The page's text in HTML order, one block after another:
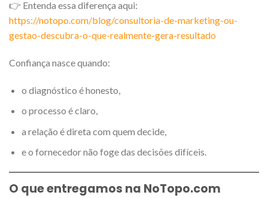
👉 Entenda essa diferença aqui:
https://notopo.com/blog/consultoria-de-marketing-ou-
gestao-descubra-o-que-realmente-gera-resultado
Confiança nasce quando:
o diagnóstico é honesto,
o processo é claro,
a relação é direta com quem decide,
e o fornecedor não foge das decisões difíceis.
O que entregamos na NoTopo.com